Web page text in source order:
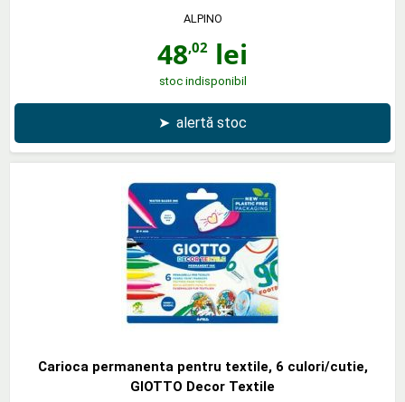
ALPINO
48,02 lei
stoc indisponibil
➤ alertă stoc
Carioca permanenta pentru textile, 6 culori/cutie,
GIOTTO Decor Textile